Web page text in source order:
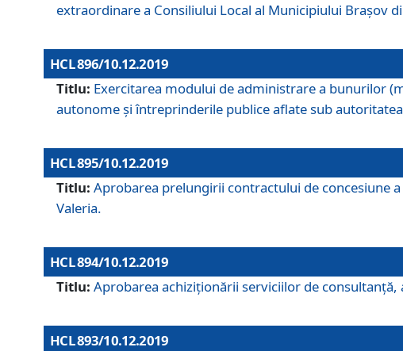
extraordinare a Consiliului Local al Municipiului Brașov
HCL 896/10.12.2019
Titlu: Exercitarea modului de administrare a bunurilor
autonome și întreprinderile publice aflate sub
HCL 895/10.12.2019
Titlu: Aprobarea prelungirii contractului de concesiune
Valeria.
HCL 894/10.12.2019
Titlu: Aprobarea achiziţionării serviciilor de
HCL 893/10.12.2019